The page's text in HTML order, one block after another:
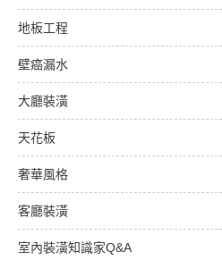
地板工程
壁癌漏水
大廳裝潢
天花板
奢華風格
客廳裝潢
室內裝潢知識家Q&A